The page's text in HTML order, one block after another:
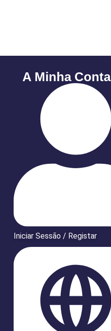
A Minha Conta
Iniciar Sessão / Registar